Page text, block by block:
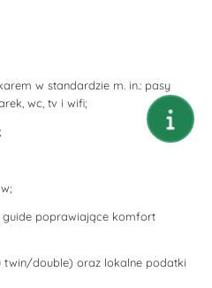
w standardzie m. in.: pasy
wc, tv i wifi;
guide poprawiające komfort
twin/double) oraz lokalne podatki